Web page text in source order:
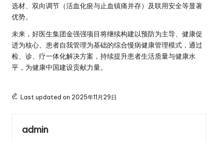
选材、双向调节（活血化瘀与止血镇痛并存）及联用安全等显著
优势。
未来，好医生集团金强强项目将继续构建以预防为主导、健康促
进为核心、患者自我管理为基础的综合慢病健康管理模式，通过
检、诊、疗一体化解决方案，持续提升患者生活质量与健康水
平，为健康中国建设贡献力量。
Last updated on 2025年11月29日
admin